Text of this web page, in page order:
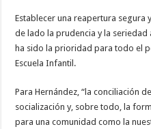
Establecer una reapertura
de lado la prudencia y la
ha sido la prioridad para todo el
Escuela Infantil.
Para Hernández, “la conciliación
socialización y, sobre todo, la
para una comunidad como la
base a cómo
web.
Para que
funcione lo
mejor posible